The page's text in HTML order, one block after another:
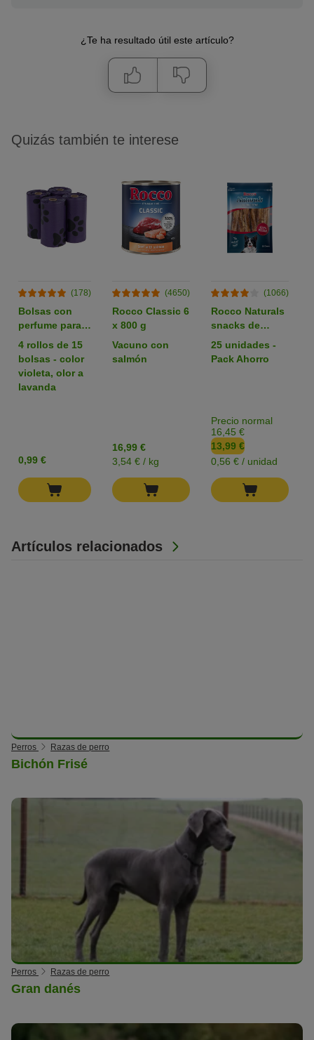
¿Te ha resultado útil este artículo?
Artículos relacionados
Perros Razas de perro
Bichón Frisé
Perros Razas de perro
Gran danés
Quizás también te interese
(178)
Bolsas con
perfume para
heces
4 rollos de 15
bolsas - color
violeta, olor a
lavanda
0,99 €
(4650)
Rocco Classic 6
x 800 g
Vacuno con
salmón
16,99 €
3,54 € / kg
(1066)
Rocco Naturals
snacks de
nervio de buey
para perros
25 unidades -
Pack Ahorro
Precio normal
16,45 €
13,99 €
0,56 € / unidad